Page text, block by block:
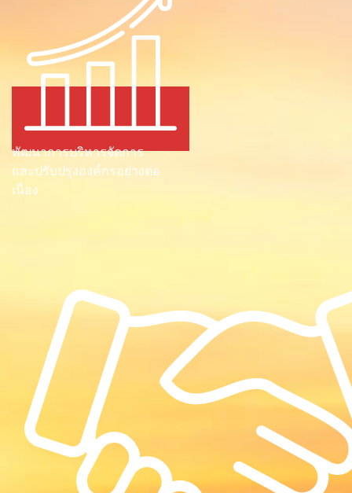
พัฒนาการบริหารจัดการ
และปรับปรุงองค์กรอย่างต่อ
เนื่อง